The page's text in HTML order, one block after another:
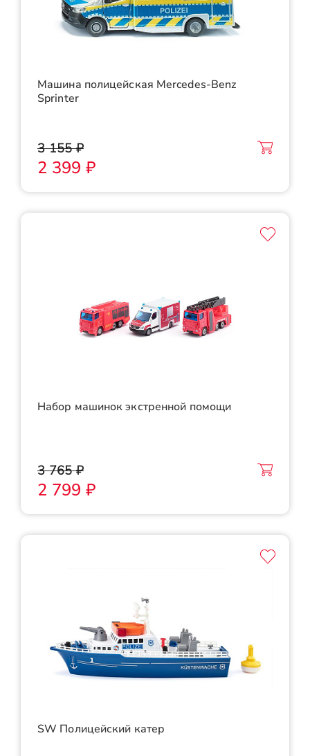
Машина полицейская Mercedes-Benz
Sprinter
3 155 ₽
2 399 ₽
Набор машинок экстренной помощи
3 765 ₽
2 799 ₽
SW Полицейский катер